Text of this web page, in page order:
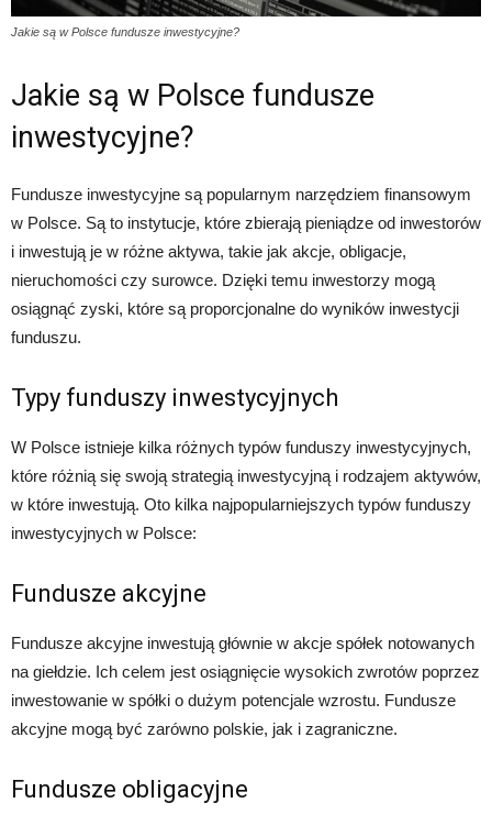
Jakie są w Polsce fundusze inwestycyjne?
Jakie są w Polsce fundusze
inwestycyjne?
Fundusze inwestycyjne są popularnym narzędziem finansowym
w Polsce. Są to instytucje, które zbierają pieniądze od inwestorów
i inwestują je w różne aktywa, takie jak akcje, obligacje,
nieruchomości czy surowce. Dzięki temu inwestorzy mogą
osiągnąć zyski, które są proporcjonalne do wyników inwestycji
funduszu.
Typy funduszy inwestycyjnych
W Polsce istnieje kilka różnych typów funduszy inwestycyjnych,
które różnią się swoją strategią inwestycyjną i rodzajem aktywów,
w które inwestują. Oto kilka najpopularniejszych typów funduszy
inwestycyjnych w Polsce:
Fundusze akcyjne
Fundusze akcyjne inwestują głównie w akcje spółek notowanych
na giełdzie. Ich celem jest osiągnięcie wysokich zwrotów poprzez
inwestowanie w spółki o dużym potencjale wzrostu. Fundusze
akcyjne mogą być zarówno polskie, jak i zagraniczne.
Fundusze obligacyjne